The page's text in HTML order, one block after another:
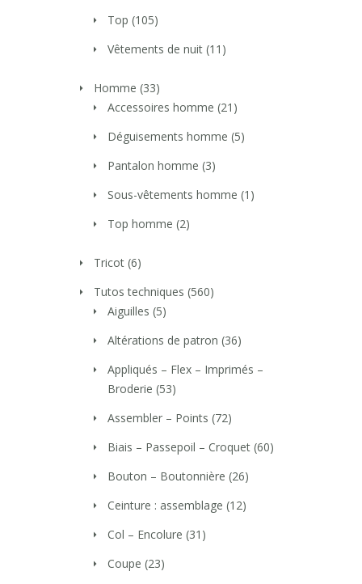
Top (105)
Vêtements de nuit (11)
Homme (33)
Accessoires homme (21)
Déguisements homme (5)
Pantalon homme (3)
Sous-vêtements homme (1)
Top homme (2)
Tricot (6)
Tutos techniques (560)
Aiguilles (5)
Altérations de patron (36)
Appliqués – Flex – Imprimés –
Broderie (53)
Assembler – Points (72)
Biais – Passepoil – Croquet (60)
Bouton – Boutonnière (26)
Ceinture : assemblage (12)
Col – Encolure (31)
Coupe (23)